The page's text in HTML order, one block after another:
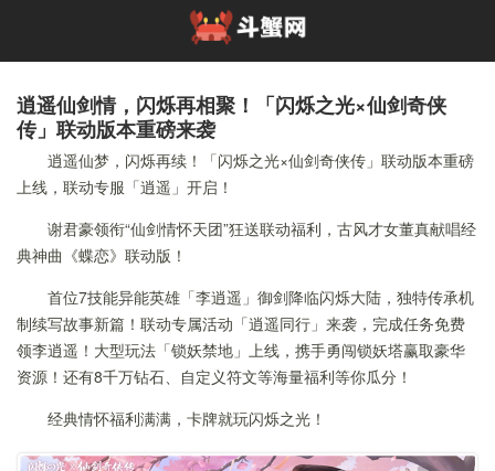
逍遥仙剑情，闪烁再相聚！「闪烁之光×仙剑奇侠
传」联动版本重磅来袭
逍遥仙梦，闪烁再续！「闪烁之光×仙剑奇侠传」联动版本重磅
上线，联动专服「逍遥」开启！
谢君豪领衔“仙剑情怀天团”狂送联动福利，古风才女董真献唱经
典神曲《蝶恋》联动版！
首位7技能异能英雄「李逍遥」御剑降临闪烁大陆，独特传承机
制续写故事新篇！联动专属活动「逍遥同行」来袭，完成任务免费
领李逍遥！大型玩法「锁妖禁地」上线，携手勇闯锁妖塔赢取豪华
资源！还有8千万钻石、自定义符文等海量福利等你瓜分！
经典情怀福利满满，卡牌就玩闪烁之光！